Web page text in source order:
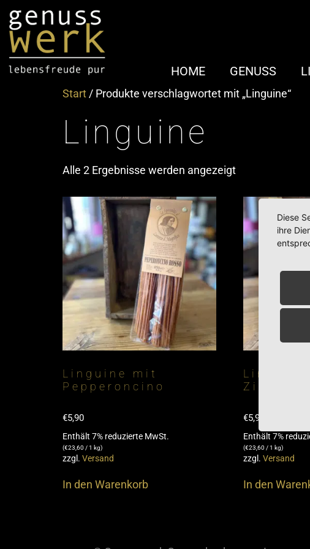
HOME GENUSS
Start / Produkte verschlagwortet mit „Linguine“
Linguine
Alle 2 Ergebnisse werden angezeigt
Linguine mit
Pepperoncino
€5,90
Enthält 7% reduzierte MwSt.
(€23,60 / 1 kg)
zzgl. Versand
In den Warenkorb
Linguine
Zitrone
€5,90
Enthält 7%
(€23,60 / 1 kg)
zzgl. Versand
In den
Diese
ihre